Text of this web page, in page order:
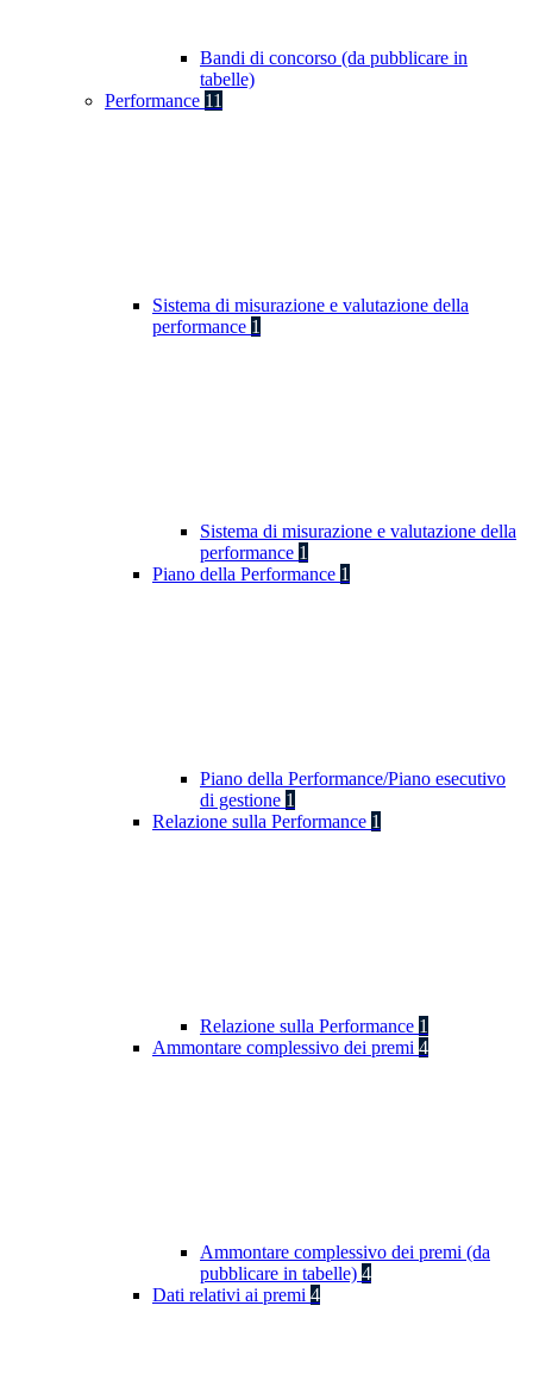
Bandi di concorso (da pubblicare in
tabelle)
Performance 11
Sistema di misurazione e valutazione della
performance 1
Sistema di misurazione e valutazione della
performance 1
Piano della Performance 1
Piano della Performance/Piano esecutivo
di gestione 1
Relazione sulla Performance 1
Relazione sulla Performance 1
Ammontare complessivo dei premi 4
Ammontare complessivo dei premi (da
pubblicare in tabelle) 4
Dati relativi ai premi 4